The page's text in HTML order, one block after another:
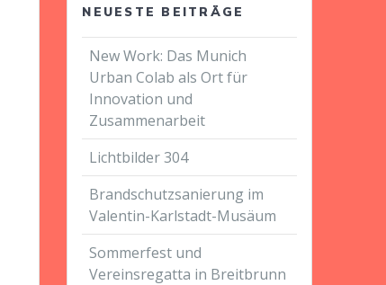
NEUESTE BEITRÄGE
New Work: Das Munich
Urban Colab als Ort für
Innovation und
Zusammenarbeit
Lichtbilder 304
Brandschutzsanierung im
Valentin-Karlstadt-Musäum
Sommerfest und
Vereinsregatta in Breitbrunn